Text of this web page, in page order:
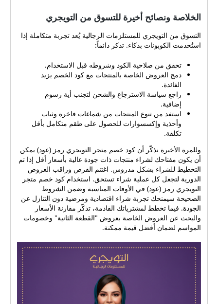
الخلاصة ونصائح أخيرة للتسوق من التويجري
التسوق من التويجري للمستلزمات الرجالية يُعد تجربة متكاملة إذا
استُخدمت الكوبونات بذكاء. تذكر دائماً:
تحقق من صلاحية الكود وشروطه قبل الاستخدام.
دمج العروض الخاصة بالمنتجات مع كود الخصم يزيد
الفائدة.
راجع سياسة الاسترجاع والشحن لتجنب أية رسوم
إضافية.
استفد من تنوع المنتجات من شماغات فاخرة وثياب
وأحذية وإكسسوارات للحصول على طقم متكامل بأقل
تكلفة.
وللمرة الأخيرة نذكّر أن كود خصم متجر التويجري رمز (عود) يمكن
أن يكون مفتاحك لشراء منتجات ذات جودة عالية بأسعار أقل إذا تم
التخطيط للشراء بشكل مدروس. اغتنم الفرص وراقب العروض
الدورية لتجعل كل عملية شراء تستحق. استخدام كود خصم متجر
التويجري رمز (عود) في الأوقات المناسبة وضمن الشروط
الصحيحة سيمنحك تجربة شراء اقتصادية ومرضية دون التنازل عن
الجودة. فيما تخطط لمشترياتك القادمة، تذكّر مقارنة الأسعار
والبحث عن العروض الخاصة بعروض "القطعة الثانية" وخصومات
المواسم لضمان أفضل قيمة ممكنة.